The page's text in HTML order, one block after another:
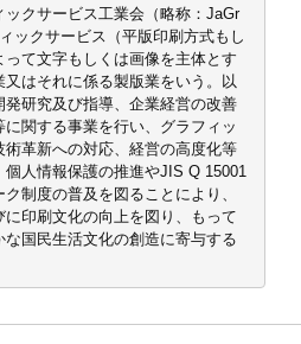
クサービス工業会（略称：JaGr
ックサービス（平版印刷方式もし
って文字もしくは画像を主体とす
はそれに係る製版業をいう。以
研究及び指導、企業経営の改善
関する事業を行い、グラフィッ
革新への対応、経営の高度化等
人情報保護の推進やJIS Q 15001
制度の普及を図ることにより、
印刷文化の向上を図り、もって
国民生活文化の創造に寄与する